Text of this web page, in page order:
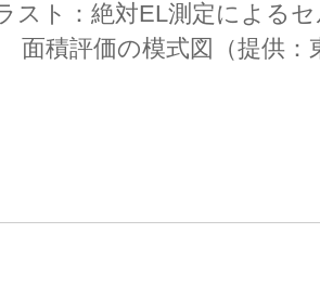
スト：絶対EL測定による
面積評価の模式図（提供：